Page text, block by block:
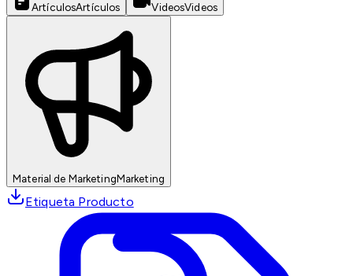
ArtículosArtículos VideosVideos
Material de MarketingMarketing
Etiqueta Producto